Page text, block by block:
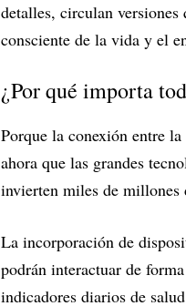
detalles, circulan
consciente de la vida y el
¿Por qué importa
Porque la conexión entre
ahora que las grandes
invierten miles de millones
La incorporación de
podrán interactuar de
indicadores diarios de